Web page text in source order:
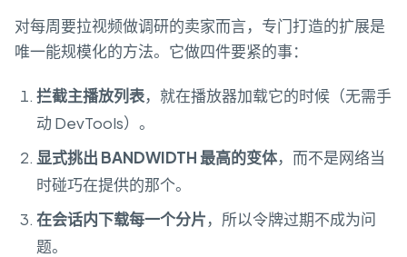
对每周要拉视频做调研的卖家而言，专门打造的扩展是
唯一能规模化的方法。它做四件要紧的事：
拦截主播放列表，就在播放器加载它的时候（无需手
动 DevTools）。
显式挑出 BANDWIDTH 最高的变体，而不是网络当
时碰巧在提供的那个。
在会话内下载每一个分片，所以令牌过期不成为问
题。